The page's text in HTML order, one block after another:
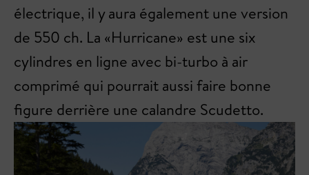
électrique, il y aura également une version
de 550 ch. La «Hurricane» est une six
cylindres en ligne avec bi-turbo à air
comprimé qui pourrait aussi faire bonne
figure derrière une calandre Scudetto.